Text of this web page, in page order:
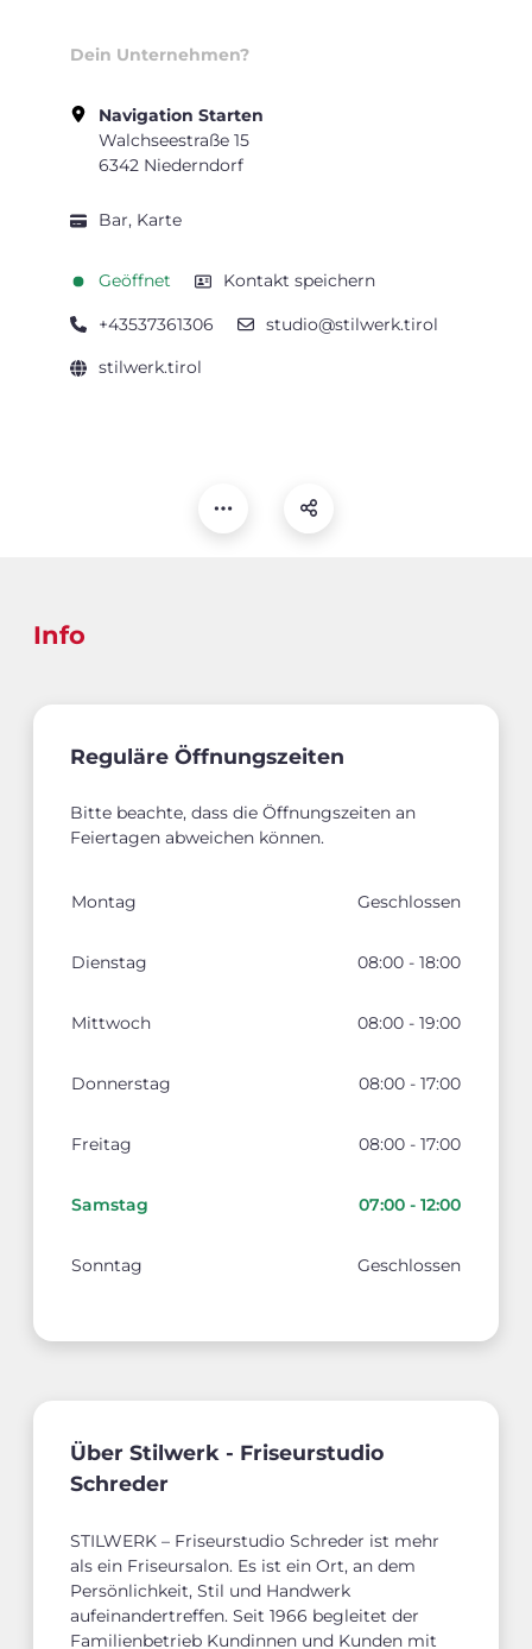
Dein Unternehmen?
Navigation Starten
Walchseestraße 15
6342 Niederndorf
Bar, Karte
Geöffnet Kontakt speichern
+43537361306 studio@stilwerk.tirol
stilwerk.tirol
Info
Reguläre Öffnungszeiten
Bitte beachte, dass die Öffnungszeiten an
Feiertagen abweichen können.
Montag Geschlossen
Dienstag 08:00 - 18:00
Mittwoch 08:00 - 19:00
Donnerstag 08:00 - 17:00
Freitag 08:00 - 17:00
Samstag 07:00 - 12:00
Sonntag Geschlossen
Über Stilwerk - Friseurstudio
Schreder
STILWERK – Friseurstudio Schreder ist mehr
als ein Friseursalon. Es ist ein Ort, an dem
Persönlichkeit, Stil und Handwerk
aufeinandertreffen. Seit 1966 begleitet der
Familienbetrieb Kundinnen und Kunden mit